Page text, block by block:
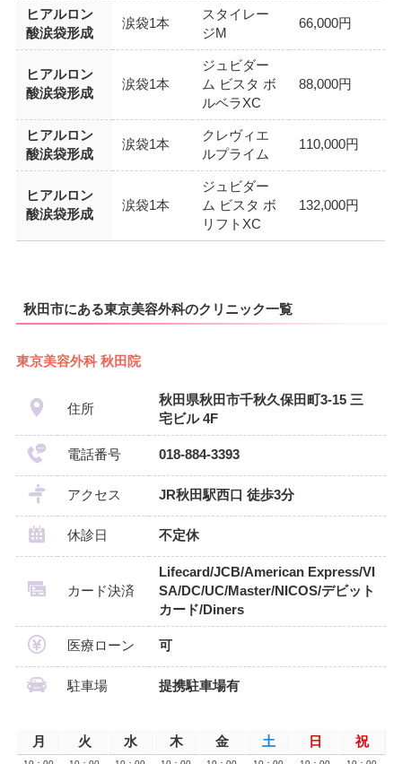
ヒアルロン
酸涙袋形成
涙袋1本
スタイレー
ジM
66,000円
ヒアルロン
酸涙袋形成
涙袋1本
ジュビダー
ム ビスタ ボ
ルベラXC
88,000円
ヒアルロン
酸涙袋形成
涙袋1本
クレヴィエ
ルプライム
110,000円
ヒアルロン
酸涙袋形成
涙袋1本
ジュビダー
ム ビスタ ボ
リフトXC
132,000円
秋田市にある東京美容外科のクリニック一覧
東京美容外科 秋田院
住所
秋田県秋田市千秋久保田町3-15 三
宅ビル 4F
電話番号 018-884-3393
アクセス JR秋田駅西口 徒歩3分
休診日 不定休
カード決済
Lifecard/JCB/American Express/VI
SA/DC/UC/Master/NICOS/デビット
カード/Diners
医療ローン 可
駐車場 提携駐車場有
月 火 水 木 金 土 日 祝